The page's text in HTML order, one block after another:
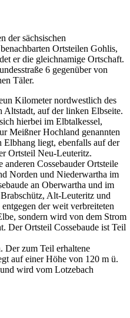
der sächsischen
Ortsteilen Gohlis,
er die gleichnamige Ortschaft.
6 gegenüber von
Täler.
Kilometer nordwestlich des
Altstadt, auf der linken Elbseite.
hierbei im Elbtalkessel,
Meißner Hochland genannten
liegt, ebenfalls auf der
Ortsteil Neu-Leuteritz.
Cossebauder Ortsteile
Norden und Niederwartha im
an Oberwartha und im
Alt-Leuteritz und
der weit verbreiteten
sondern wird von dem Strom
Der Ortsteil Cossebaude ist Teil
Der zum Teil erhaltene
auf einer Höhe von 120 m ü.
wird vom Lotzebach